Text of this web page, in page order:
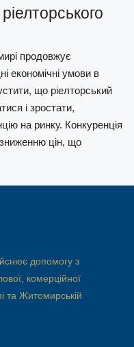
продовжує
економічні умови в
що ріелторський
і зростати,
на ринку. Конкуренція
цін, що
допомогу з
комерційної
та Житомирській